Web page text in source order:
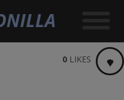
0 LIKES